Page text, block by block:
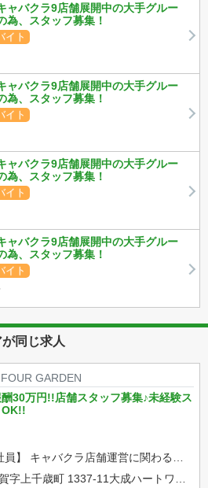
ャバクラ9店舗展開中の大手グルー
為、スタッフ募集！
イト
ャバクラ9店舗展開中の大手グルー
為、スタッフ募集！
イト
ャバクラ9店舗展開中の大手グルー
為、スタッフ募集！
イト
ャバクラ9店舗展開中の大手グルー
為、スタッフ募集！
イト
同じ求人
GARDEN
酬30万円!!店舗スタッフ募集♪未経験ス
OK!!